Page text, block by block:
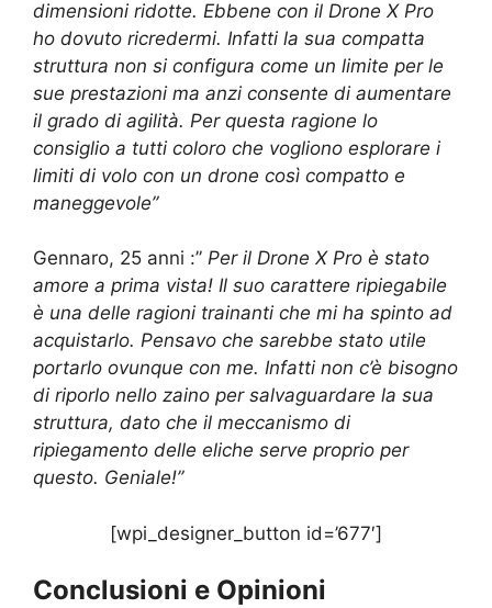
dimensioni ridotte. Ebbene con il Drone X Pro
ho dovuto ricredermi. Infatti la sua compatta
struttura non si configura come un limite per le
sue prestazioni ma anzi consente di aumentare
il grado di agilità. Per questa ragione lo
consiglio a tutti coloro che vogliono esplorare i
limiti di volo con un drone così compatto e
maneggevole”
Gennaro, 25 anni :” Per il Drone X Pro è stato
amore a prima vista! Il suo carattere ripiegabile
è una delle ragioni trainanti che mi ha spinto ad
acquistarlo. Pensavo che sarebbe stato utile
portarlo ovunque con me. Infatti non c’è bisogno
di riporlo nello zaino per salvaguardare la sua
struttura, dato che il meccanismo di
ripiegamento delle eliche serve proprio per
questo. Geniale!”
[wpi_designer_button id=’677′]
Conclusioni e Opinioni